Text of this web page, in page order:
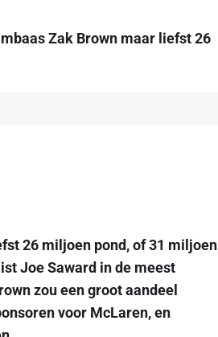
Zak Brown maar liefst 26
26 miljoen pond, of 31 miljoen
Joe Saward in de meest
zou een groot aandeel
voor McLaren, en